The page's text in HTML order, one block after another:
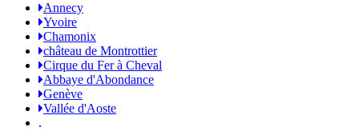
Annecy
Yvoire
Chamonix
château de Montrottier
Cirque du Fer à Cheval
Abbaye d'Abondance
Genève
Vallée d'Aoste
.